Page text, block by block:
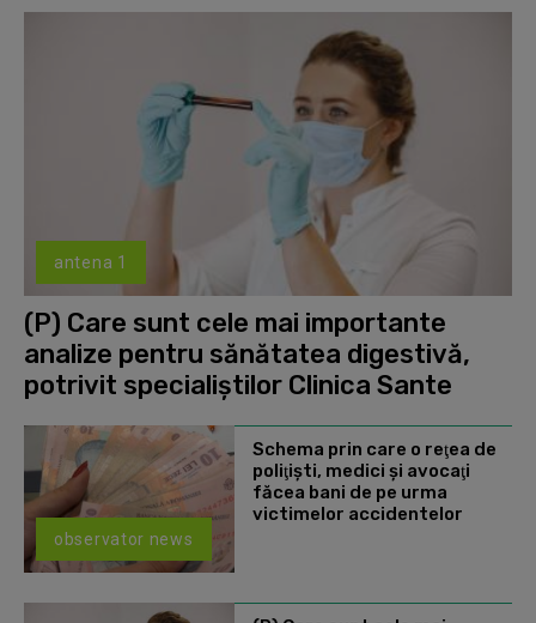
antena 1
(P) Care sunt cele mai importante
analize pentru sănătatea digestivă,
potrivit specialiștilor Clinica Sante
observator news
Schema prin care o reţea de
poliţişti, medici şi avocaţi
făcea bani de pe urma
victimelor accidentelor